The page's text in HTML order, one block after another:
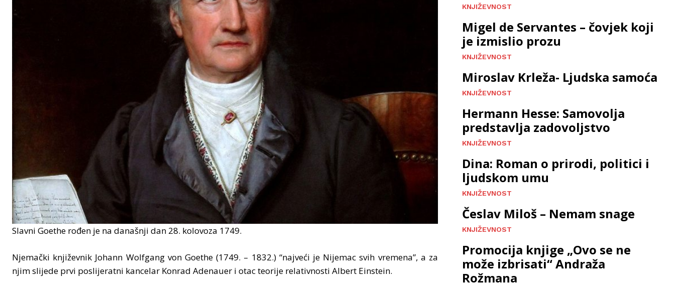
Slavni Goethe rođen je na današnji dan 28. kolovoza 1749.
Njemački književnik Johann Wolfgang von Goethe (1749. – 1832.) “najveći je Nijemac svih vremena”, a za
njim slijede prvi poslijeratni kancelar Konrad Adenauer i otac teorije relativnosti Albert Einstein.
KNJIŽEVNOST
Migel de Servantes – čovjek koji
je izmislio prozu
KNJIŽEVNOST
Miroslav Krleža- Ljudska samoća
KNJIŽEVNOST
Hermann Hesse: Samovolja
predstavlja zadovoljstvo
KNJIŽEVNOST
Dina: Roman o prirodi, politici i
ljudskom umu
KNJIŽEVNOST
Česlav Miloš – Nemam snage
KNJIŽEVNOST
Promocija knjige „Ovo se ne
može izbrisati“ Andraža
Rožmana